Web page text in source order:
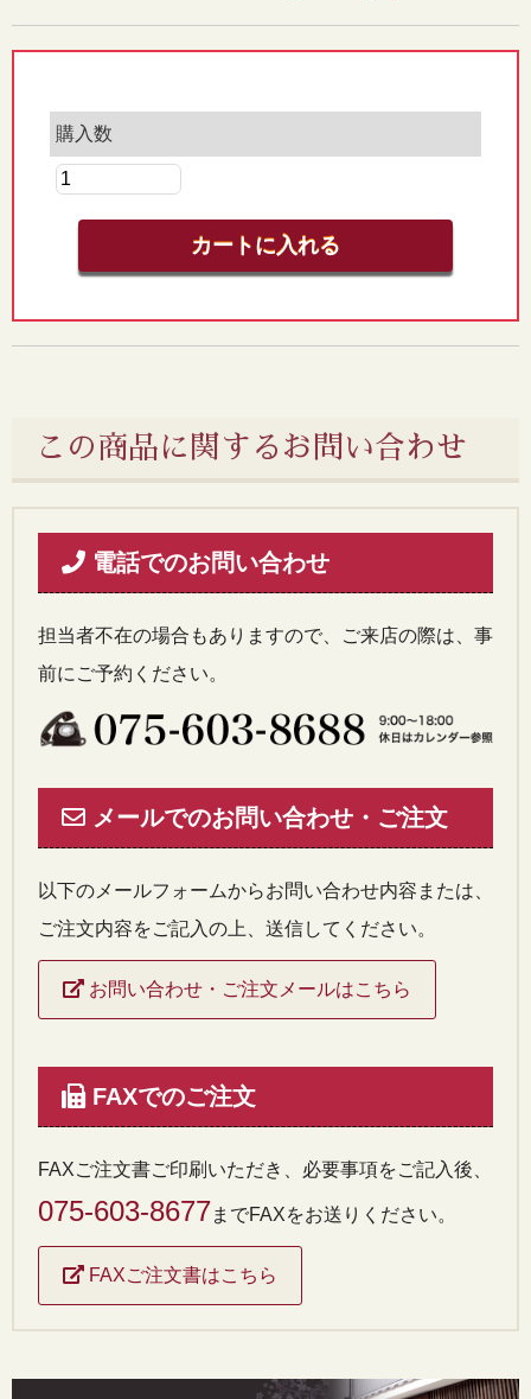
購入数
この商品に関するお問い合わせ
電話でのお問い合わせ
担当者不在の場合もありますので、ご来店の際は、事
前にご予約ください。
メールでのお問い合わせ・ご注文
以下のメールフォームからお問い合わせ内容または、
ご注文内容をご記入の上、送信してください。
お問い合わせ・ご注文メールはこちら
FAXでのご注文
FAXご注文書ご印刷いただき、必要事項をご記入後、
075-603-8677までFAXをお送りください。
FAXご注文書はこちら